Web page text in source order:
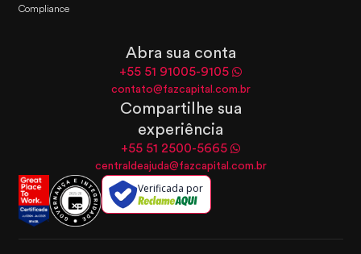
Compliance
Abra sua conta
+55 51 91005-9105
contato@fazcapital.com.br
Compartilhe sua
experiência
+55 51 2500-5665
centraldeajuda@fazcapital.com.br
Verificada por